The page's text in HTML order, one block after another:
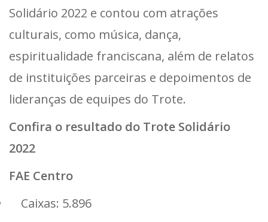
Solidário 2022 e contou com atrações
culturais, como música, dança,
espiritualidade franciscana, além de relatos
de instituições parceiras e depoimentos de
lideranças de equipes do Trote.
Confira o resultado do Trote Solidário
2022
FAE Centro
Caixas: 5.896